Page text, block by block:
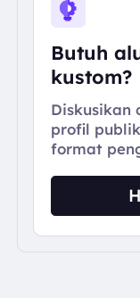
Butuh
kustom?
Diskusikan
profil
format